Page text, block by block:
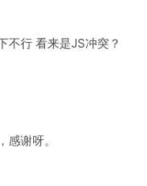
不行 看来是JS冲突？
感谢呀。